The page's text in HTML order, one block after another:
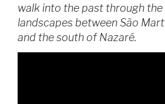
walk into the past through
landscapes between São
and the south of Nazaré.